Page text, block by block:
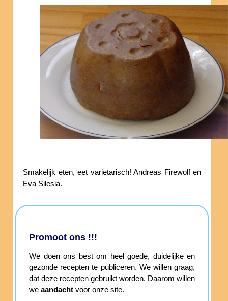
Smakelijk eten, eet varietarisch! Andreas Firewolf en
Eva Silesia.
Promoot ons !!!
We doen ons best om heel goede, duidelijke en
gezonde recepten te publiceren. We willen graag,
dat deze recepten gebruikt worden. Daarom willen
we aandacht voor onze site.